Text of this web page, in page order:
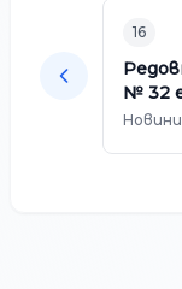
16
№ 32
Новини